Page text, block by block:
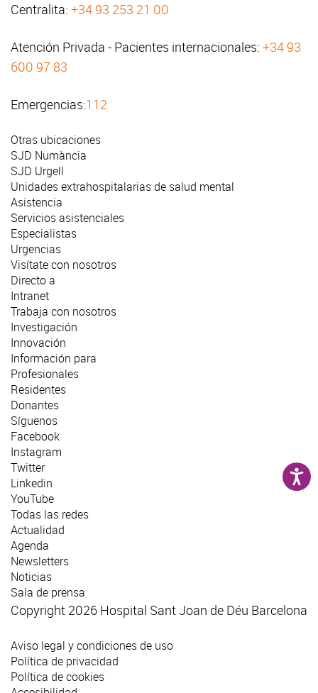
Centralita: +34 93 253 21 00
Atención Privada - Pacientes internacionales: +34 93
600 97 83
Emergencias:112
Otras ubicaciones
SJD Numància
SJD Urgell
Unidades extrahospitalarias de salud mental
Asistencia
Servicios asistenciales
Especialistas
Urgencias
Visítate con nosotros
Directo a
Intranet
Trabaja con nosotros
Investigación
Innovación
Información para
Profesionales
Residentes
Donantes
Síguenos
Facebook
Instagram
Twitter
Linkedin
YouTube
Todas las redes
Actualidad
Agenda
Newsletters
Noticias
Sala de prensa
Copyright 2026 Hospital Sant Joan de Déu Barcelona
Aviso legal y condiciones de uso
Política de privacidad
Política de cookies